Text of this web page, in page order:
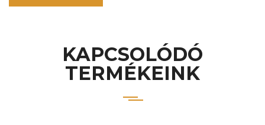
KAPCSOLÓDÓ
TERMÉKEINK